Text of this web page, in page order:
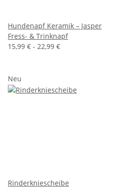
Hundenapf Keramik – Jasper
Fress- & Trinknapf
15,99 € - 22,99 €
Neu
Rinderkniescheibe